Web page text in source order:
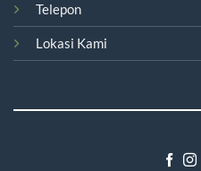
Telepon
Lokasi Kami